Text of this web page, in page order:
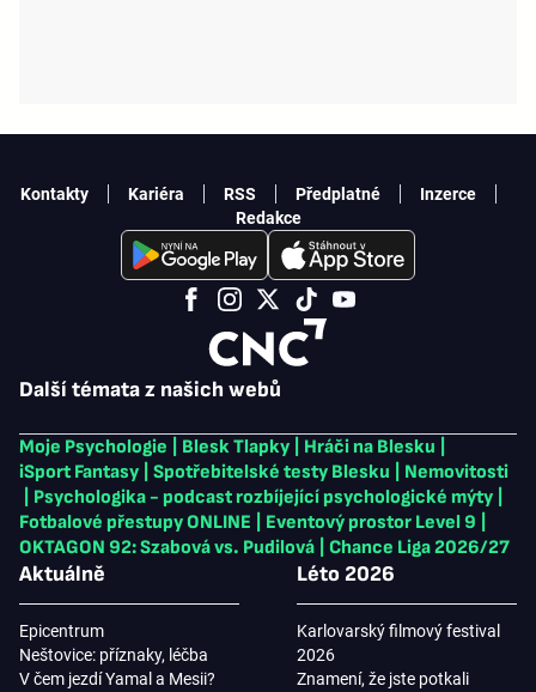
Další témata z našich webů
Moje Psychologie Blesk Tlapky Hráči na Blesku
iSport Fantasy
Spotřebitelské testy Blesku
Nemovitosti
Psychologika - podcast rozbíjející psychologické mýty
Fotbalové přestupy ONLINE
Eventový prostor Level 9
OKTAGON 92: Szabová vs. Pudilová
Chance Liga 2026/27
Aktuálně
Epicentrum
Neštovice: příznaky, léčba
V čem jezdí Yamal a Mesii?
Léto 2026
Karlovarský filmový festival
2026
Znamení, že jste potkali
Kontakty Kariéra RSS Předplatné
Inzerce
Redakce